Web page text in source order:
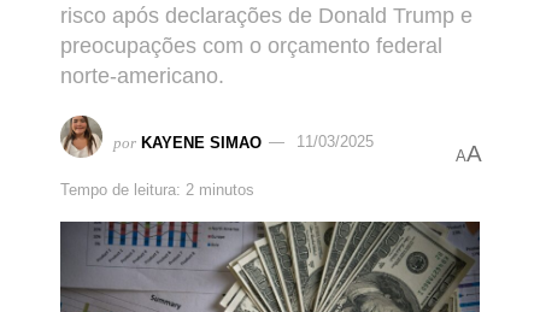
risco após declarações de Donald Trump e
preocupações com o orçamento federal
norte-americano.
por KAYENE SIMAO 11/03/2025
Tempo de leitura: 2 minutos
AA